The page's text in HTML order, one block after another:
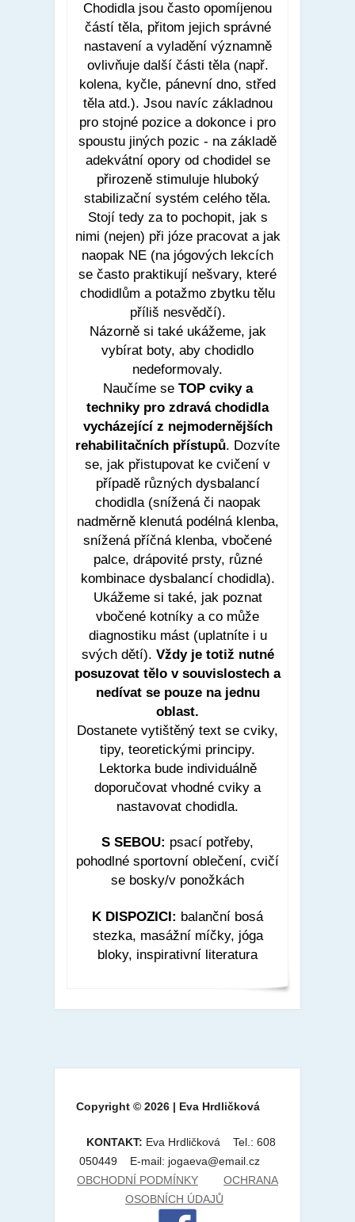
Chodidla jsou často opomíjenou
částí těla, přitom jejich správné
nastavení a vyladění významně
ovlivňuje další části těla (např.
kolena, kyčle, pánevní dno, střed
těla atd.). Jsou navíc základnou
pro stojné pozice a dokonce i pro
spoustu jiných pozic - na základě
adekvátní opory od chodidel se
přirozeně stimuluje hluboký
stabilizační systém celého těla.
Stojí tedy za to pochopit, jak s
nimi (nejen) při józe pracovat a jak
naopak NE (na jógových lekcích
se často praktikují nešvary, které
chodidlům a potažmo zbytku tělu
příliš nesvědčí).
Názorně si také ukážeme, jak
vybírat boty, aby chodidlo
nedeformovaly.
Naučíme se TOP cviky a
techniky pro zdravá chodidla
vycházející z nejmodernějších
rehabilitačních přístupů. Dozvíte
se, jak přistupovat ke cvičení v
případě různých dysbalancí
chodidla (snížená či naopak
nadměrně klenutá podélná klenba,
snížená příčná klenba, vbočené
palce, drápovité prsty, různé
kombinace dysbalancí chodidla).
Ukážeme si také, jak poznat
vbočené kotníky a co může
diagnostiku mást (uplatníte i u
svých dětí). Vždy je totiž nutné
posuzovat tělo v souvislostech a
nedívat se pouze na jednu
oblast.
Dostanete vytištěný text se cviky,
tipy, teoretickými principy.
Lektorka bude individuálně
doporučovat vhodné cviky a
nastavovat chodidla.
S SEBOU: psací potřeby,
pohodlné sportovní oblečení, cvičí
se bosky/v ponožkách
K DISPOZICI: balanční bosá
stezka, masážní míčky, jóga
bloky, inspirativní literatura
Copyright © 2026 | Eva Hrdličková
KONTAKT: Eva Hrdličková Tel.: 608
050449 E-mail: jogaeva@email.cz
OBCHODNÍ PODMÍNKY
OCHRANA
OSOBNÍCH ÚDAJŮ